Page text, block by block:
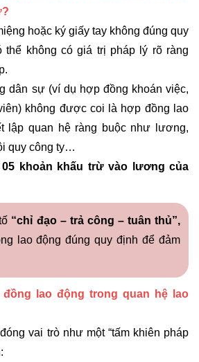
hoặc ký giấy tay không đúng quy
thể không có giá trị pháp lý rõ ràng
dân sự (ví dụ hợp đồng khoán việc,
không được coi là hợp đồng lao
lập quan hệ ràng buộc như lương,
quy công ty…
05 khoản khấu trừ vào lương của
“chỉ đạo – trả công – tuân thủ”,
lao động đúng quy định để đảm
lao động trong quan hệ lao
vai trò như một “tấm khiên pháp